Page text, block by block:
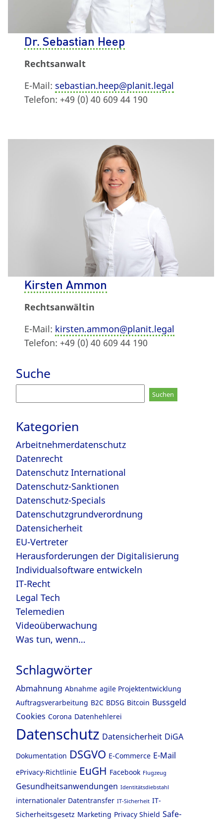
Dr. Sebastian Heep
Rechtsanwalt
E-Mail: sebastian.heep@planit.legal
Telefon: +49 (0) 40 609 44 190
Kirsten Ammon
Rechtsanwältin
E-Mail: kirsten.ammon@planit.legal
Telefon: +49 (0) 40 609 44 190
Suche
nach:
Kategorien
Arbeitnehmerdatenschutz
Datenrecht
Datenschutz International
Datenschutz-Sanktionen
Datenschutz-Specials
Datenschutzgrundverordnung
Datensicherheit
EU-Vertreter
Herausforderungen der Digitalisierung
Individualsoftware entwickeln
IT-Recht
Legal Tech
Telemedien
Videoüberwachung
Was tun, wenn…
Schlagwörter
Abmahnung Abnahme agile Projektentwicklung
Auftragsverarbeitung B2C BDSG Bitcoin Bussgeld
Cookies Corona Datenhehlerei
Datenschutz Datensicherheit DiGA
Dokumentation DSGVO E-Commerce E-Mail
ePrivacy-Richtlinie EuGH Facebook Flugzeug
Gesundheitsanwendungen Identitätsdiebstahl
internationaler Datentransfer IT-Sicherheit IT-
Sicherheitsgesetz Marketing Privacy Shield Safe-